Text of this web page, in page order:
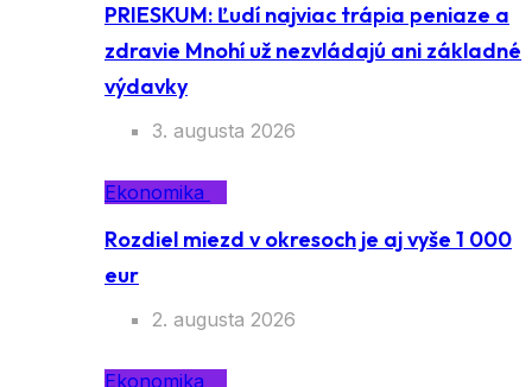
PRIESKUM: Ľudí najviac trápia peniaze a
zdravie Mnohí už nezvládajú ani základné
výdavky
3. augusta 2026
Ekonomika
Rozdiel miezd v okresoch je aj vyše 1 000
eur
2. augusta 2026
Ekonomika